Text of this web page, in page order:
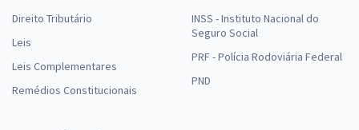
Direito Tributário
Leis
Leis Complementares
Remédios Constitucionais
INSS - Instituto Nacional do
Seguro Social
PRF - Polícia Rodoviária Federal
PND